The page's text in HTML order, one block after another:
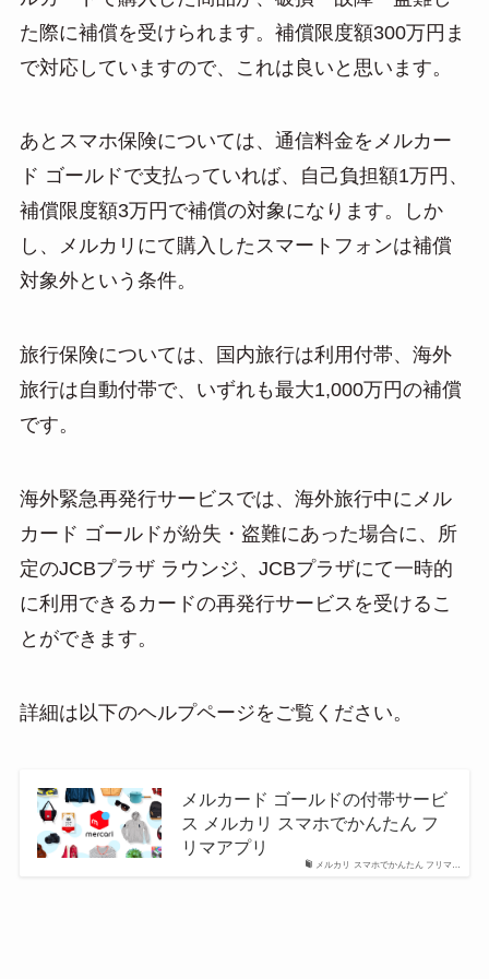
た際に補償を受けられます。補償限度額300万円ま
で対応していますので、これは良いと思います。
あとスマホ保険については、通信料金をメルカー
ド ゴールドで支払っていれば、自己負担額1万円、
補償限度額3万円で補償の対象になります。しか
し、メルカリにて購入したスマートフォンは補償
対象外という条件。
旅行保険については、国内旅行は利用付帯、海外
旅行は自動付帯で、いずれも最大1,000万円の補償
です。
海外緊急再発行サービスでは、海外旅行中にメル
カード ゴールドが紛失・盗難にあった場合に、所
定のJCBプラザ ラウンジ、JCBプラザにて一時的
に利用できるカードの再発行サービスを受けるこ
とができます。
詳細は以下のヘルプページをご覧ください。
メルカリ スマホでかんたん フリマ…
メルカード ゴールドの付帯サービ
ス メルカリ スマホでかんたん フ
リマアプリ